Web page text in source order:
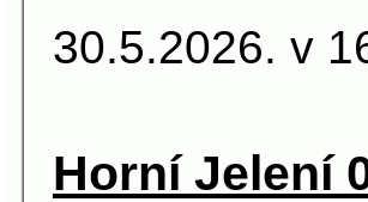
30.5.2026. v
Horní Jelení